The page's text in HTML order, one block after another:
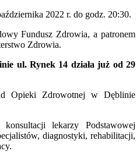
2022 r. do godz. 20:30.
Fundusz Zdrowia, a patronem
Zdrowia.
ul. Rynek 14 działa już od 29
Opieki Zdrowotnej w Dęblinie
lekarzy Podstawowej
diagnostyki, rehabilitacji,